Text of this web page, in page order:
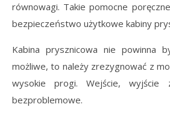
równowagi. Takie pomocne
bezpieczeństwo użytkowe kabiny
Kabina prysznicowa nie powinna
możliwe, to należy zrezygnować z
wysokie progi. Wejście,
bezproblemowe.